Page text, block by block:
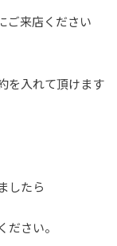
ご来店ください
を入れて頂けます
したら
さい。